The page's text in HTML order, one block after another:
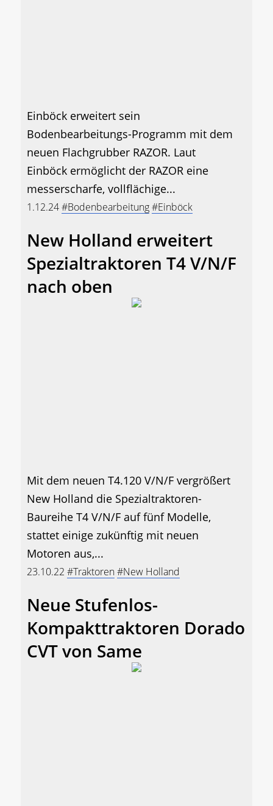
Einböck erweitert sein
Bodenbearbeitungs-Programm mit dem
neuen Flachgrubber RAZOR. Laut
Einböck ermöglicht der RAZOR eine
messerscharfe, vollflächige...
1.12.24#Bodenbearbeitung#Einböck
New Holland erweitert
Spezialtraktoren T4 V/N/F
nach oben
Mit dem neuen T4.120 V/N/F vergrößert
New Holland die Spezialtraktoren-
Baureihe T4 V/N/F auf fünf Modelle,
stattet einige zukünftig mit neuen
Motoren aus,...
23.10.22 #Traktoren#New Holland
Neue Stufenlos-
Kompakttraktoren Dorado
CVT von Same